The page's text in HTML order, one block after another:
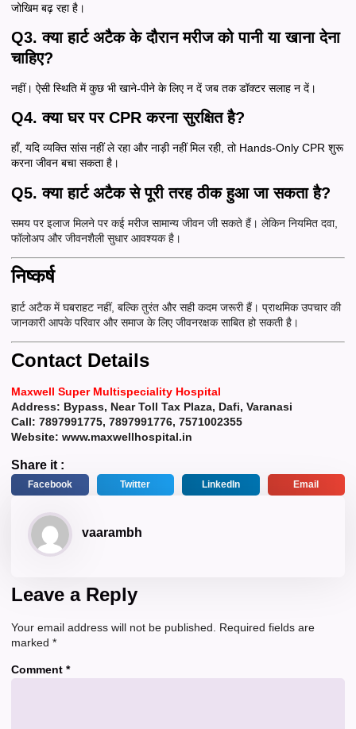
जोखिम बढ़ रहा है।
Q3. क्या हार्ट अटैक के दौरान मरीज को पानी या खाना देना
चाहिए?
नहीं। ऐसी स्थिति में कुछ भी खाने-पीने के लिए न दें जब तक डॉक्टर सलाह न दें।
Q4. क्या घर पर CPR करना सुरक्षित है?
हाँ, यदि व्यक्ति सांस नहीं ले रहा और नाड़ी नहीं मिल रही, तो Hands-Only CPR शुरू
करना जीवन बचा सकता है।
Q5. क्या हार्ट अटैक से पूरी तरह ठीक हुआ जा सकता है?
समय पर इलाज मिलने पर कई मरीज सामान्य जीवन जी सकते हैं। लेकिन नियमित दवा,
फॉलोअप और जीवनशैली सुधार आवश्यक है।
निष्कर्ष
हार्ट अटैक में घबराहट नहीं, बल्कि तुरंत और सही कदम जरूरी हैं। प्राथमिक उपचार की
जानकारी आपके परिवार और समाज के लिए जीवनरक्षक साबित हो सकती है।
Contact Details
Maxwell Super Multispeciality Hospital
Address: Bypass, Near Toll Tax Plaza, Dafi, Varanasi
Call: 7897991775, 7897991776, 7571002355
Website: www.maxwellhospital.in
Share it :
Facebook Twitter LinkedIn Email
vaarambh
Leave a Reply
Your email address will not be published.
Required fields are
marked *
Comment *